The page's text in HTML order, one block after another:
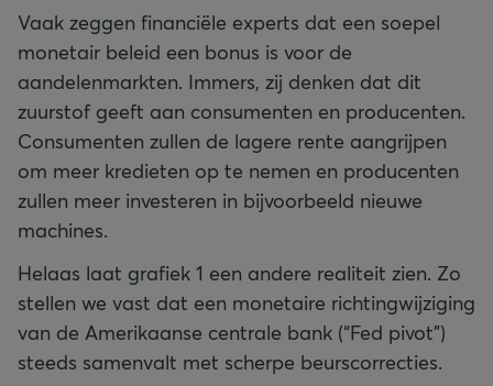
Vaak zeggen financiële experts dat een soepel
monetair beleid een bonus is voor de
aandelenmarkten. Immers, zij denken dat dit
zuurstof geeft aan consumenten en producenten.
Consumenten zullen de lagere rente aangrijpen
om meer kredieten op te nemen en producenten
zullen meer investeren in bijvoorbeeld nieuwe
machines.
Helaas laat grafiek 1 een andere realiteit zien. Zo
stellen we vast dat een monetaire richtingwijziging
van de Amerikaanse centrale bank (“Fed pivot”)
steeds samenvalt met scherpe beurscorrecties.